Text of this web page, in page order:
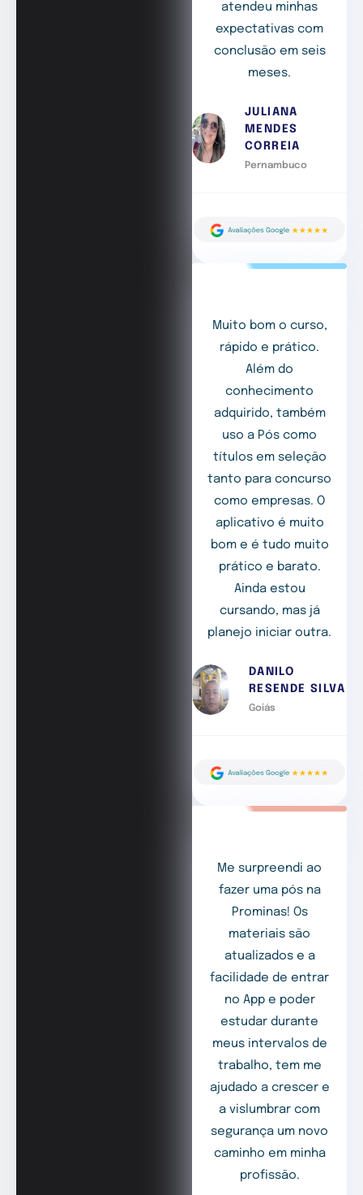
atendeu minhas
expectativas com
conclusão em seis
meses.
JULIANA
MENDES
CORREIA
Pernambuco
Muito bom o curso,
rápido e prático.
Além do
conhecimento
adquirido, também
uso a Pós como
títulos em seleção
tanto para concurso
como empresas. O
aplicativo é muito
bom e é tudo muito
prático e barato.
Ainda estou
cursando, mas já
planejo iniciar outra.
DANILO
RESENDE SILVA
Goiás
Me surpreendi ao
fazer uma pós na
Prominas! Os
materiais são
atualizados e a
facilidade de entrar
no App e poder
estudar durante
meus intervalos de
trabalho, tem me
ajudado a crescer e
a vislumbrar com
segurança um novo
caminho em minha
profissão.